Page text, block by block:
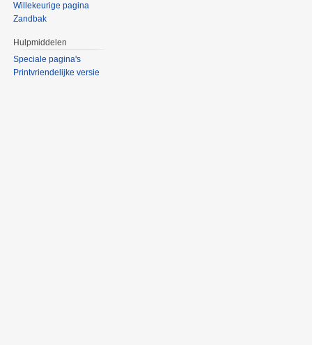
Willekeurige pagina
Zandbak
Hulpmiddelen
Speciale pagina's
Printvriendelijke versie